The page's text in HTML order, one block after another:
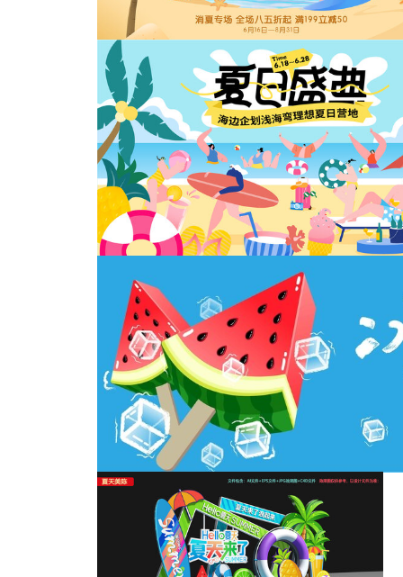
夏天门头
夏天海报夏日夏季暑期夏天促销
夏日海边派对活动主视觉